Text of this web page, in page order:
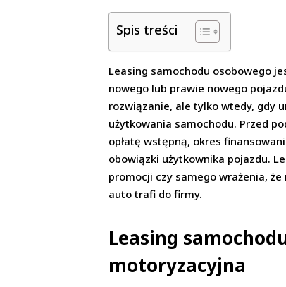
Spis treści
Leasing samochodu osobowego
nowego lub prawie nowego
rozwiązanie, ale tylko wtedy, gdy
użytkowania samochodu. Przed
opłatę wstępną, okres
obowiązki użytkownika pojazdu.
promocji czy samego wrażenia,
auto trafi do firmy.
Leasing
motoryzacyjna